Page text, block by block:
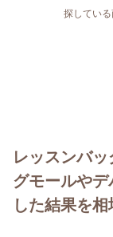
探してい
レッスンバ
グモールや
した結果を相